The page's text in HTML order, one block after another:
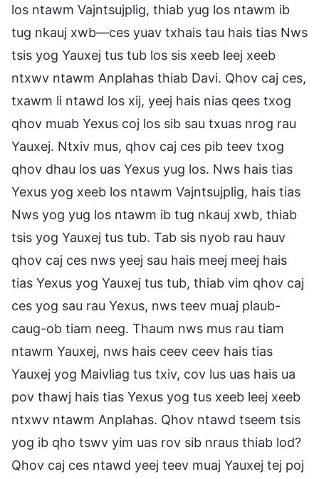
los ntawm Vajntsujplig, thiab yug los ntawm ib
tug nkauj xwb—ces yuav txhais tau hais tias Nws
tsis yog Yauxej tus tub los sis xeeb leej xeeb
ntxwv ntawm Anplahas thiab Davi. Qhov caj ces,
txawm li ntawd los xij, yeej hais nias qees txog
qhov muab Yexus coj los sib sau txuas nrog rau
Yauxej. Ntxiv mus, qhov caj ces pib teev txog
qhov dhau los uas Yexus yug los. Nws hais tias
Yexus yog xeeb los ntawm Vajntsujplig, hais tias
Nws yog yug los ntawm ib tug nkauj xwb, thiab
tsis yog Yauxej tus tub. Tab sis nyob rau hauv
qhov caj ces nws yeej sau hais meej meej hais
tias Yexus yog Yauxej tus tub, thiab vim qhov caj
ces yog sau rau Yexus, nws teev muaj plaub-
caug-ob tiam neeg. Thaum nws mus rau tiam
ntawm Yauxej, nws hais ceev ceev hais tias
Yauxej yog Maivliag tus txiv, cov lus uas hais ua
pov thawj hais tias Yexus yog tus xeeb leej xeeb
ntxwv ntawm Anplahas. Qhov ntawd tseem tsis
yog ib qho tswv yim uas rov sib nraus thiab lod?
Qhov caj ces ntawd yeej teev muaj Yauxej tej poj